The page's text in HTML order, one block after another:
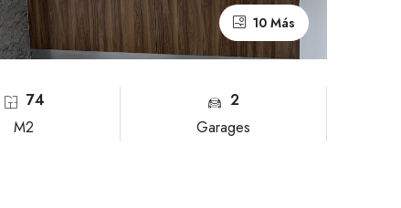
10 Más
74
M2
2
Garages